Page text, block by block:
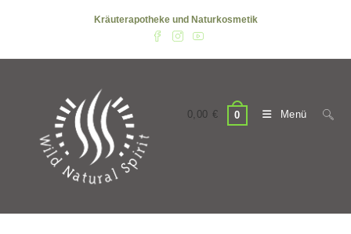
Kräuterapotheke und Naturkosmetik
0,00 € 0 Menü